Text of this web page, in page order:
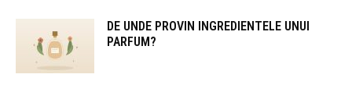
DE UNDE PROVIN INGREDIENTELE UNUI
PARFUM?